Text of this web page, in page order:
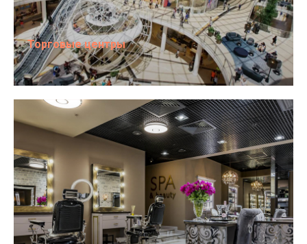
Торговые центры